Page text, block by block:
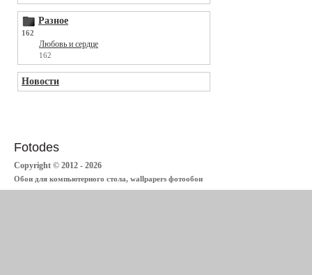
Разное
162
Любовь и сердце
162
Новости
Fotodes
Copyright © 2012 - 2026
Обои для компьютерного стола, wallpapers фотообои